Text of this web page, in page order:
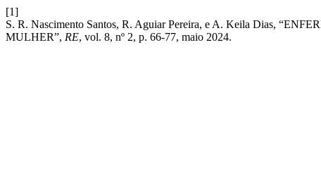
[1]
S. R. Nascimento Santos, R. Aguiar Pereira, e A. Keila Dias,
MULHER”, RE, vol. 8, nº 2, p. 66-77, maio 2024.